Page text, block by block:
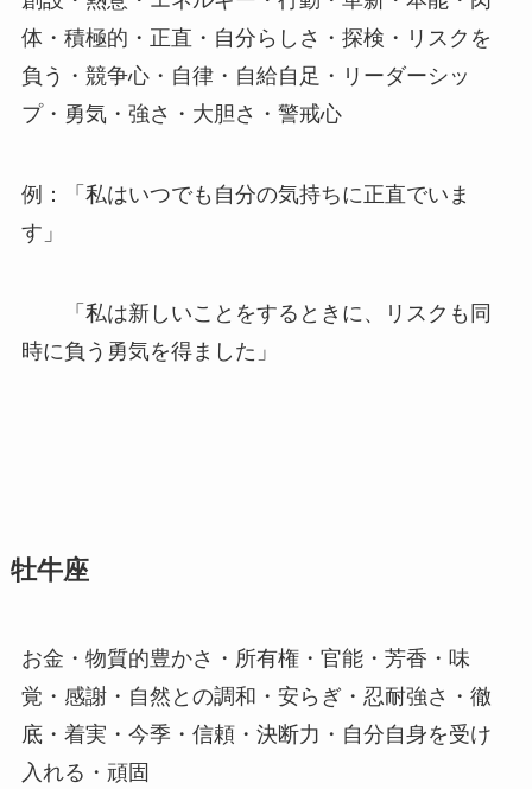
体・積極的・正直・自分らしさ・探検・リスクを
負う・競争心・自律・自給自足・リーダーシッ
プ・勇気・強さ・大胆さ・警戒心
例：「私はいつでも自分の気持ちに正直でいま
す」
「私は新しいことをするときに、リスクも同
時に負う勇気を得ました」
牡牛座
お金・物質的豊かさ・所有権・官能・芳香・味
覚・感謝・自然との調和・安らぎ・忍耐強さ・徹
底・着実・今季・信頼・決断力・自分自身を受け
入れる・頑固